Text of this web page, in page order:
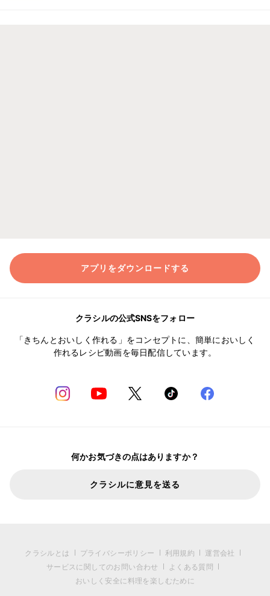
アプリをダウンロードする
クラシルの公式SNSをフォロー
「きちんとおいしく作れる」をコンセプトに、簡単においしく
作れるレシピ動画を毎日配信しています。
何かお気づきの点はありますか？
クラシルに意見を送る
クラシルとは プライバシーポリシー 利用規約
運営会社
サービスに関してのお問い合わせ
よくある質問
おいしく安全に料理を楽しむために